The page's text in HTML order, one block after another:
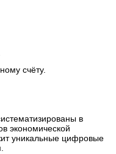
счёту.
в
экономической
уникальные цифровые